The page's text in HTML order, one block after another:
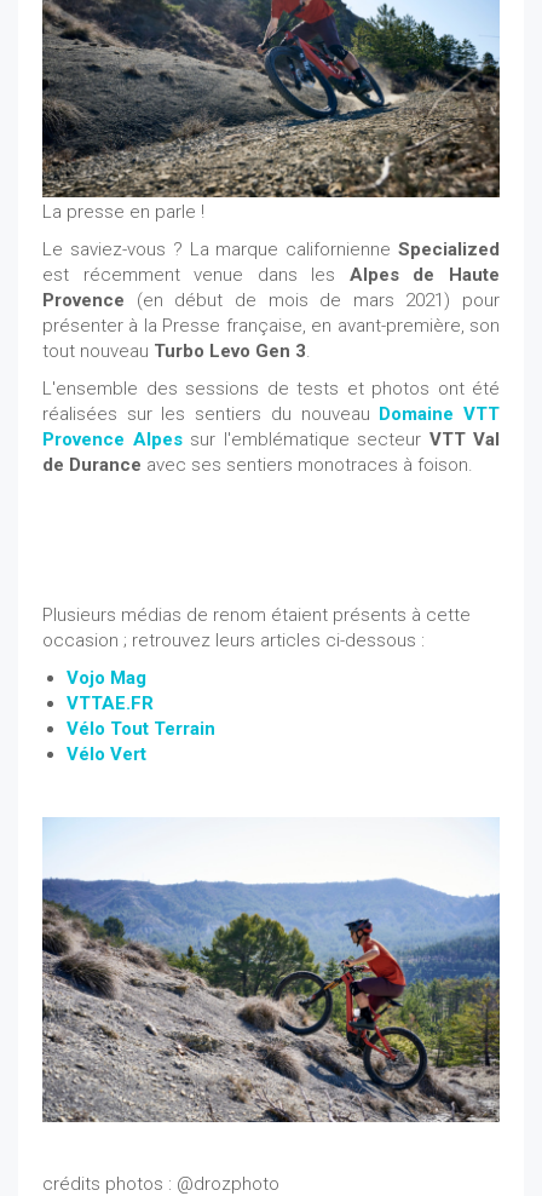
La presse en parle !
Le saviez-vous ? La marque californienne Specialized
est récemment venue dans les Alpes de Haute
Provence (en début de mois de mars 2021) pour
présenter à la Presse française, en avant-première, son
tout nouveau Turbo Levo Gen 3.
L'ensemble des sessions de tests et photos ont été
réalisées sur les sentiers du nouveau Domaine VTT
Provence Alpessur l'emblématique secteur VTT Val
de Durance avec ses sentiers monotraces à foison.
Plusieurs médias de renom étaient présents à cette
occasion ; retrouvez leurs articles ci-dessous :
Vojo Mag
VTTAE.FR
Vélo Tout Terrain
Vélo Vert
crédits photos : @drozphoto